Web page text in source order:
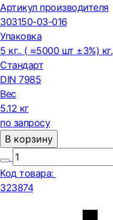
Артикул производителя
303150-03-016
Упаковка
5 кг.. ( ≈5000 шт ±3%) кг.
Стандарт
DIN 7985
Вес
5.12 кг
по запросу
В корзину
Код товара:
323874